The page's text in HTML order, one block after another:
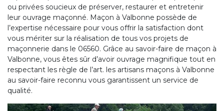
ou privées soucieux de préserver, restaurer et entretenir
leur ouvrage maçonné. Maçon à Valbonne possède de
l’expertise nécessaire pour vous offrir la satisfaction dont
vous mériter sur la réalisation de tous vos projets de
maçonnerie dans le 06560. Grâce au savoir-faire de maçon à
Valbonne, vous êtes sûr d’avoir ouvrage magnifique tout en
respectant les règle de l’art. les artisans maçons à Valbonne
au savoir-faire reconnu vous garantissent un service de
qualité.